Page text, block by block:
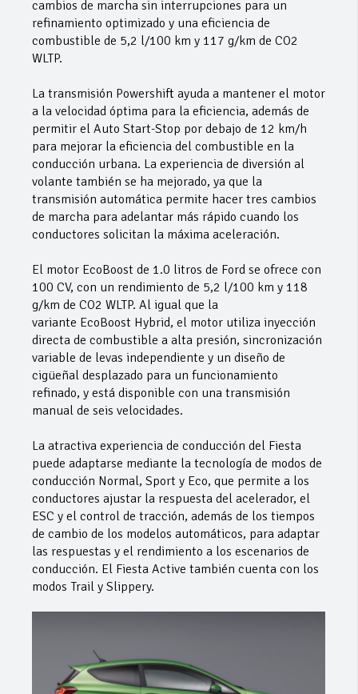
cambios de marcha sin interrupciones para un
refinamiento optimizado y una eficiencia de
combustible de 5,2 l/100 km y 117 g/km de CO2
WLTP.
La transmisión Powershift ayuda a mantener el motor
a la velocidad óptima para la eficiencia, además de
permitir el Auto Start-Stop por debajo de 12 km/h
para mejorar la eficiencia del combustible en la
conducción urbana. La experiencia de diversión al
volante también se ha mejorado, ya que la
transmisión automática permite hacer tres cambios
de marcha para adelantar más rápido cuando los
conductores solicitan la máxima aceleración.
El motor EcoBoost de 1.0 litros de Ford se ofrece con
100 CV, con un rendimiento de 5,2 l/100 km y 118
g/km de CO2 WLTP. Al igual que la
variante EcoBoost Hybrid, el motor utiliza inyección
directa de combustible a alta presión, sincronización
variable de levas independiente y un diseño de
cigüeñal desplazado para un funcionamiento
refinado, y está disponible con una transmisión
manual de seis velocidades.
La atractiva experiencia de conducción del Fiesta
puede adaptarse mediante la tecnología de modos de
conducción Normal, Sport y Eco, que permite a los
conductores ajustar la respuesta del acelerador, el
ESC y el control de tracción, además de los tiempos
de cambio de los modelos automáticos, para adaptar
las respuestas y el rendimiento a los escenarios de
conducción. El Fiesta Active también cuenta con los
modos Trail y Slippery.